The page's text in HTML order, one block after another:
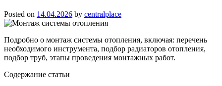
Posted on 14.04.2026 by centralplace
Подробно о монтаж системы отопления, включая: перечень
необходимого инструмента, подбор радиаторов отопления,
подбор труб, этапы проведения монтажных работ.
Содержание статьи